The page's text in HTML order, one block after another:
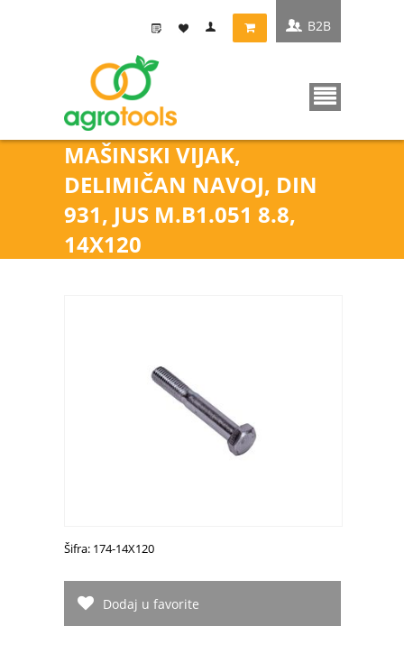
MAŠINSKI VIJAK,
DELIMIČAN NAVOJ, DIN
931, JUS M.B1.051 8.8,
14X120
B2B
Šifra: 174-14X120
Dodaj u favorite